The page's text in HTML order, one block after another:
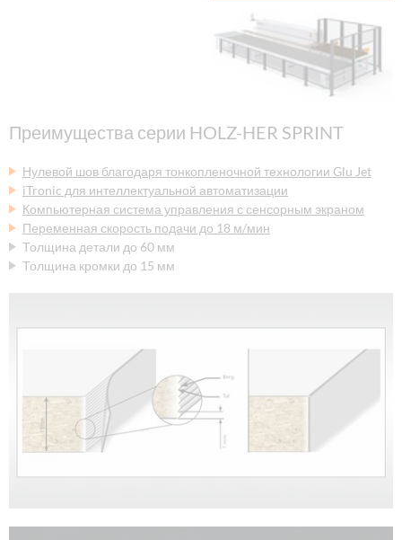
Преимущества серии HOLZ-HER SPRINT
Нулевой шов благодаря тонкопленочной технологии Glu Jet
iTronic для интеллектуальной автоматизации
Компьютерная система управления с сенсорным экраном
Переменная скорость подачи до 18 м/мин
Толщина детали до 60 мм
Толщина кромки до 15 мм